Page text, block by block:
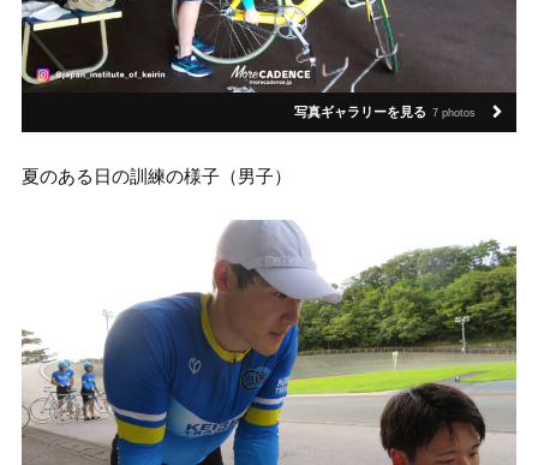
写真ギャラリーを見る 7 photos
夏のある日の訓練の様子（男子）